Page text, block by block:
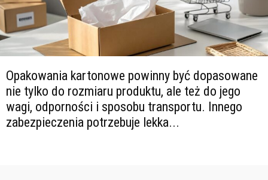
Opakowania kartonowe powinny być dopasowane
nie tylko do rozmiaru produktu, ale też do jego
wagi, odporności i sposobu transportu. Innego
zabezpieczenia potrzebuje lekka...